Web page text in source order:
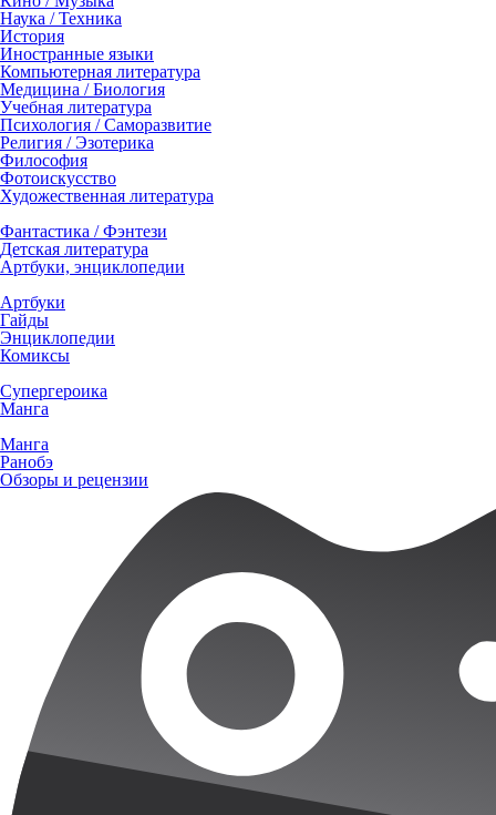
Наука / Техника
История
Иностранные языки
Компьютерная литература
Медицина / Биология
Учебная литература
Психология / Саморазвитие
Религия / Эзотерика
Философия
Фотоискусство
Художественная литература
Фантастика / Фэнтези
Детская литература
Артбуки, энциклопедии
Артбуки
Гайды
Энциклопедии
Комиксы
Супергероика
Манга
Манга
Ранобэ
Обзоры и рецензии